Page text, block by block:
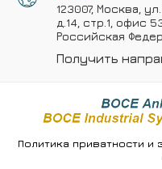
123007, Москва,
д.14, стр.1, офис
Российская
Получить
Политика приватности и